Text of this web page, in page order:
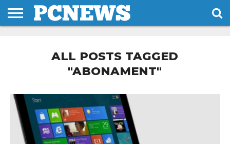
ALL POSTS TAGGED
"ABONAMENT"